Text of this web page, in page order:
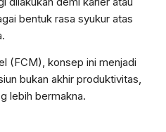
bentuk rasa syukur atas
(FCM), konsep ini menjadi
bukan akhir produktivitas,
lebih bermakna.